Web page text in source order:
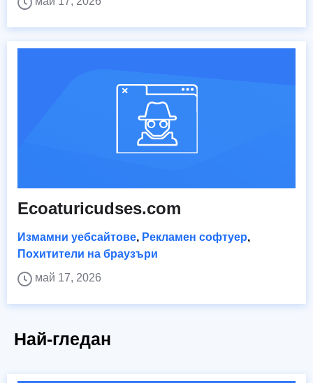
Ecoaturicudses.com
Измамни уебсайтове, Рекламен софтуер,
Похитители на браузъри
май 17, 2026
Най-гледан